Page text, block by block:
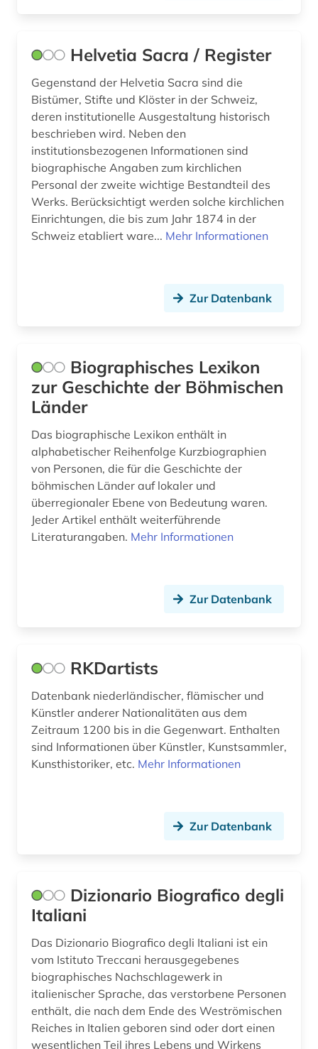
flüchtlingspolitik (1)
forschung (1)
forschung / außeruniversitäre forschung (1)
forschungsprojekt (1)
fotograf (2)
fotografie (3)
franckesche stiftungen (1)
frau (7)
frauen (2)
frauenbewegung (3)
frauenforschung (8)
frauengeschichte (1)
frauenliteratur (1)
frühe neuzeit (4)
funktionär (1)
färöer (1)
förster (1)
gartenbau (1)
gartenkunst (1)
gattung (1)
gaza [stadt] (1)
Helvetia Sacra / Register
Gegenstand der Helvetia Sacra sind die
Bistümer, Stifte und Klöster in der Schweiz,
deren institutionelle Ausgestaltung historisch
beschrieben wird. Neben den
institutionsbezogenen Informationen sind
biographische Angaben zum kirchlichen
Personal der zweite wichtige Bestandteil des
Werks. Berücksichtigt werden solche kirchlichen
Einrichtungen, die bis zum Jahr 1874 in der
Schweiz etabliert ware... Mehr Informationen
Zur Datenbank
Biographisches Lexikon
zur Geschichte der Böhmischen
Länder
Das biographische Lexikon enthält in
alphabetischer Reihenfolge Kurzbiographien
von Personen, die für die Geschichte der
böhmischen Länder auf lokaler und
überregionaler Ebene von Bedeutung waren.
Jeder Artikel enthält weiterführende
Literaturangaben. Mehr Informationen
Zur Datenbank
RKDartists
Datenbank niederländischer, flämischer und
Künstler anderer Nationalitäten aus dem
Zeitraum 1200 bis in die Gegenwart. Enthalten
sind Informationen über Künstler, Kunstsammler,
Kunsthistoriker, etc. Mehr Informationen
Zur Datenbank
Dizionario Biografico degli
Italiani
Das Dizionario Biografico degli Italiani ist ein
vom Istituto Treccani herausgegebenes
biographisches Nachschlagewerk in
italienischer Sprache, das verstorbene Personen
enthält, die nach dem Ende des Weströmischen
Reiches in Italien geboren sind oder dort einen
wesentlichen Teil ihres Lebens und Wirkens